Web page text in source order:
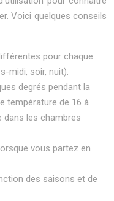
Voici quelques conseils
pour chaque
midi, soir, nuit).
degrés pendant la
température de 16 à
dans les chambres
vous partez en
des saisons et de